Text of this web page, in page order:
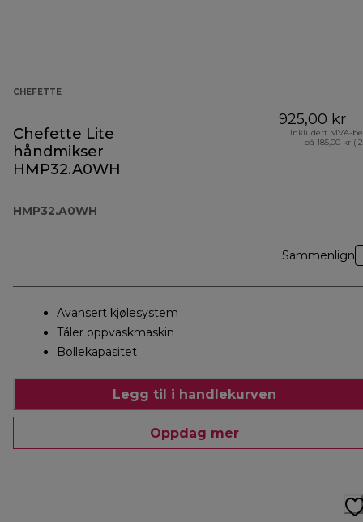
CHEFETTE
Chefette Lite
håndmikser
HMP32.A0WH
HMP32.A0WH
925,00 kr
Inkludert MVA-
på 185,00 kr (
Sammenlign
Avansert kjølesystem
Tåler oppvaskmaskin
Bollekapasitet
Legg til i handlekurven
Oppdag mer